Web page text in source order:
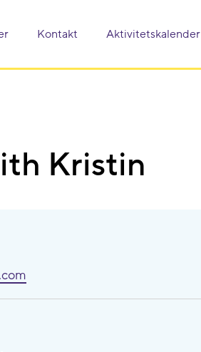
Kontakt Aktivitetskalender
Kristin